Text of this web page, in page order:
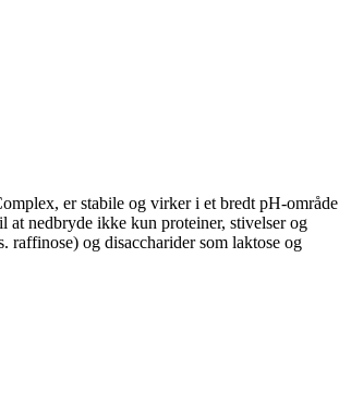
er stabile og virker i et bredt pH-område
at nedbryde ikke kun proteiner, stivelser og
raffinose) og disaccharider som laktose og